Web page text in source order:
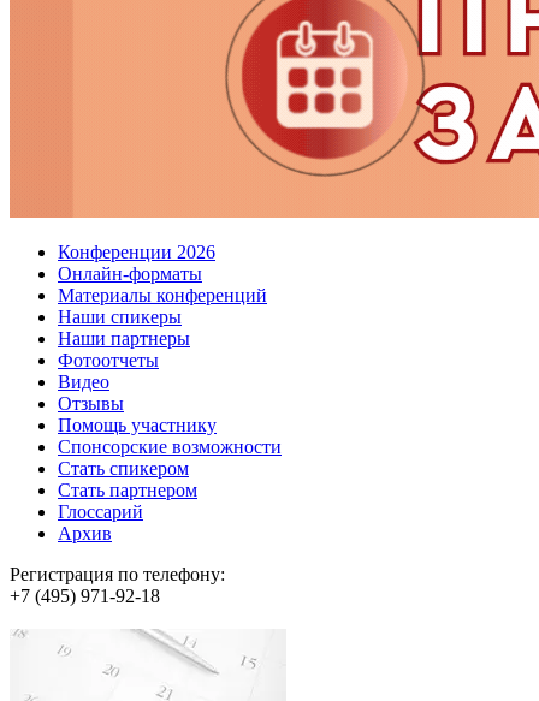
Конференции 2026
Онлайн-форматы
Материалы конференций
Наши спикеры
Наши партнеры
Фотоотчеты
Видео
Отзывы
Помощь участнику
Спонсорские возможности
Стать спикером
Стать партнером
Глоссарий
Архив
Регистрация по телефону:
+7 (495) 971-92-18